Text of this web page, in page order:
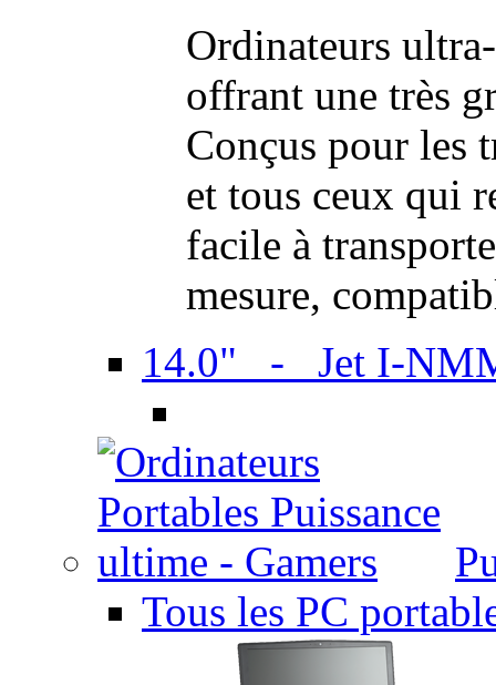
Ordinateurs
offrant une très
Conçus pour les
et tous ceux qui
facile à
mesure,
14.0" - Jet I-
Tous les PC